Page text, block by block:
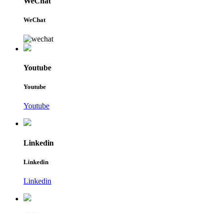
WeChat
Youtube
Youtube
Youtube
Linkedin
Linkedin
Linkedin